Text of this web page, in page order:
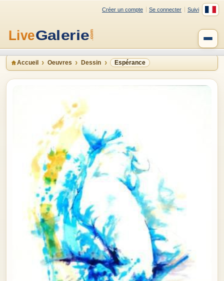
Créer un compte Se connecter Suivi
Accueil Oeuvres Dessin Espérance